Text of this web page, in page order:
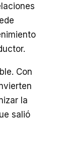
Con
la
salió